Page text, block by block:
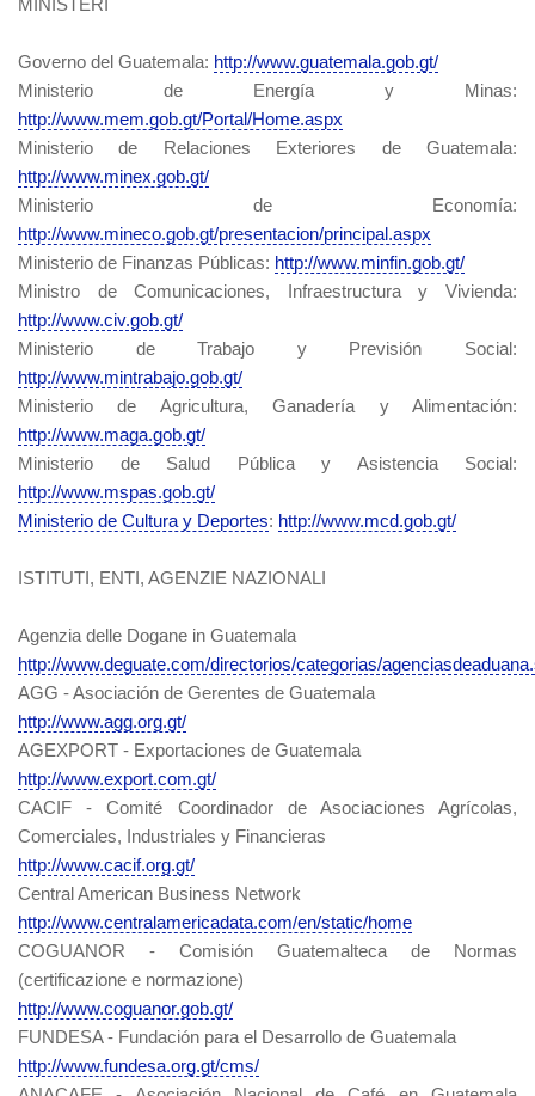
MINISTERI
Governo del Guatemala: http://www.guatemala.gob.gt/
Ministerio de Energía y Minas:
http://www.mem.gob.gt/Portal/Home.aspx
Ministerio de Relaciones Exteriores de Guatemala:
http://www.minex.gob.gt/
Ministerio de Economía:
http://www.mineco.gob.gt/presentacion/principal.aspx
Ministerio de Finanzas Públicas: http://www.minfin.gob.gt/
Ministro de Comunicaciones, Infraestructura y Vivienda:
http://www.civ.gob.gt/
Ministerio de Trabajo y Previsión Social:
http://www.mintrabajo.gob.gt/
Ministerio de Agricultura, Ganadería y Alimentación:
http://www.maga.gob.gt/
Ministerio de Salud Pública y Asistencia Social:
http://www.mspas.gob.gt/
Ministerio de Cultura y Deportes: http://www.mcd.gob.gt/
ISTITUTI, ENTI, AGENZIE NAZIONALI
Agenzia delle Dogane in Guatemala
http://www.deguate.com/directorios/categorias/
AGG - Asociación de Gerentes de Guatemala
http://www.agg.org.gt/
AGEXPORT - Exportaciones de Guatemala
http://www.export.com.gt/
CACIF - Comité Coordinador de Asociaciones Agrícolas,
Comerciales, Industriales y Financieras
http://www.cacif.org.gt/
Central American Business Network
http://www.centralamericadata.com/en/static/home
COGUANOR - Comisión Guatemalteca de Normas
(certificazione e normazione)
http://www.coguanor.gob.gt/
FUNDESA - Fundación para el Desarrollo de Guatemala
http://www.fundesa.org.gt/cms/